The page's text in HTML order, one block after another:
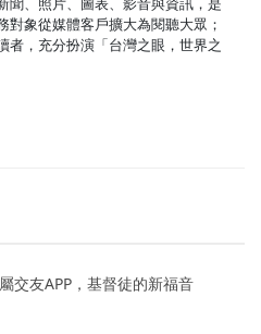
對象從媒體客戶擴大為閱聽大眾；
者，充分扮演「台灣之眼，世界之
交友APP，基督徒的新福音